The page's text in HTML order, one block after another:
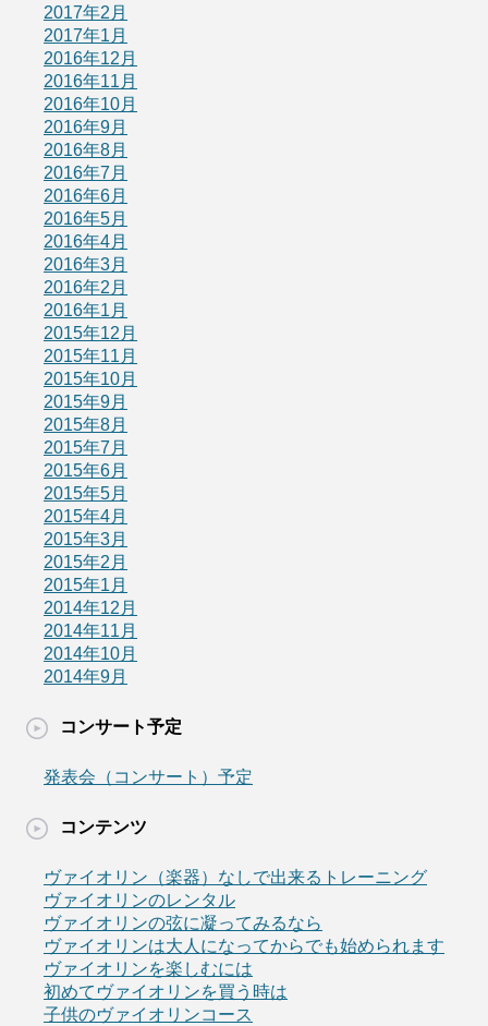
2017年2月
2017年1月
2016年12月
2016年11月
2016年10月
2016年9月
2016年8月
2016年7月
2016年6月
2016年5月
2016年4月
2016年3月
2016年2月
2016年1月
2015年12月
2015年11月
2015年10月
2015年9月
2015年8月
2015年7月
2015年6月
2015年5月
2015年4月
2015年3月
2015年2月
2015年1月
2014年12月
2014年11月
2014年10月
2014年9月
コンサート予定
発表会（コンサート）予定
コンテンツ
ヴァイオリン（楽器）なしで出来るトレーニング
ヴァイオリンのレンタル
ヴァイオリンの弦に凝ってみるなら
ヴァイオリンは大人になってからでも始められます
ヴァイオリンを楽しむには
初めてヴァイオリンを買う時は
子供のヴァイオリンコース